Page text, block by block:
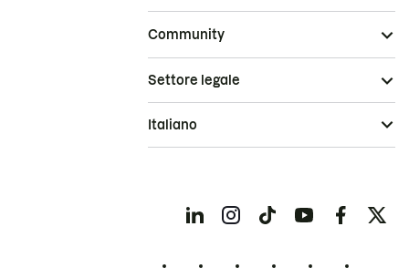
Community
Settore legale
Italiano